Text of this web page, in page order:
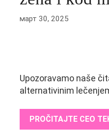
март 30, 2025
Upozoravamo naše
alternativinim
PROČITAJTE CEO